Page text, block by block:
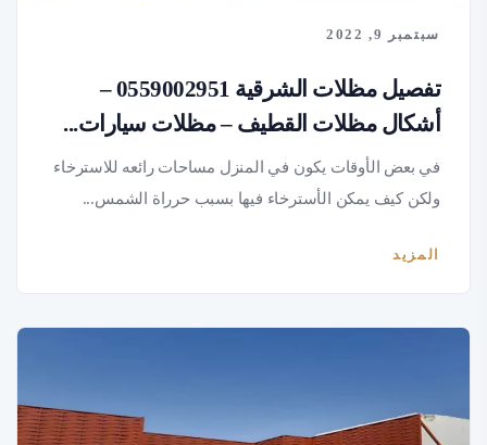
سبتمبر 9, 2022
تفصيل مظلات الشرقية 0559002951 –
أشكال مظلات القطيف – مظلات سيارات...
في بعض الأوقات يكون في المنزل مساحات رائعه للاسترخاء
ولكن كيف يمكن الأسترخاء فيها بسبب حرراة الشمس...
المزيد